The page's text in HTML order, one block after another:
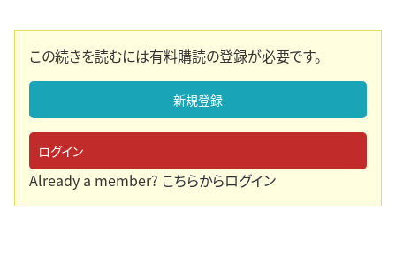
この続きを読むには有料購読の登録が必要です。
新規登録
ログイン
Already a member? こちらからログイン